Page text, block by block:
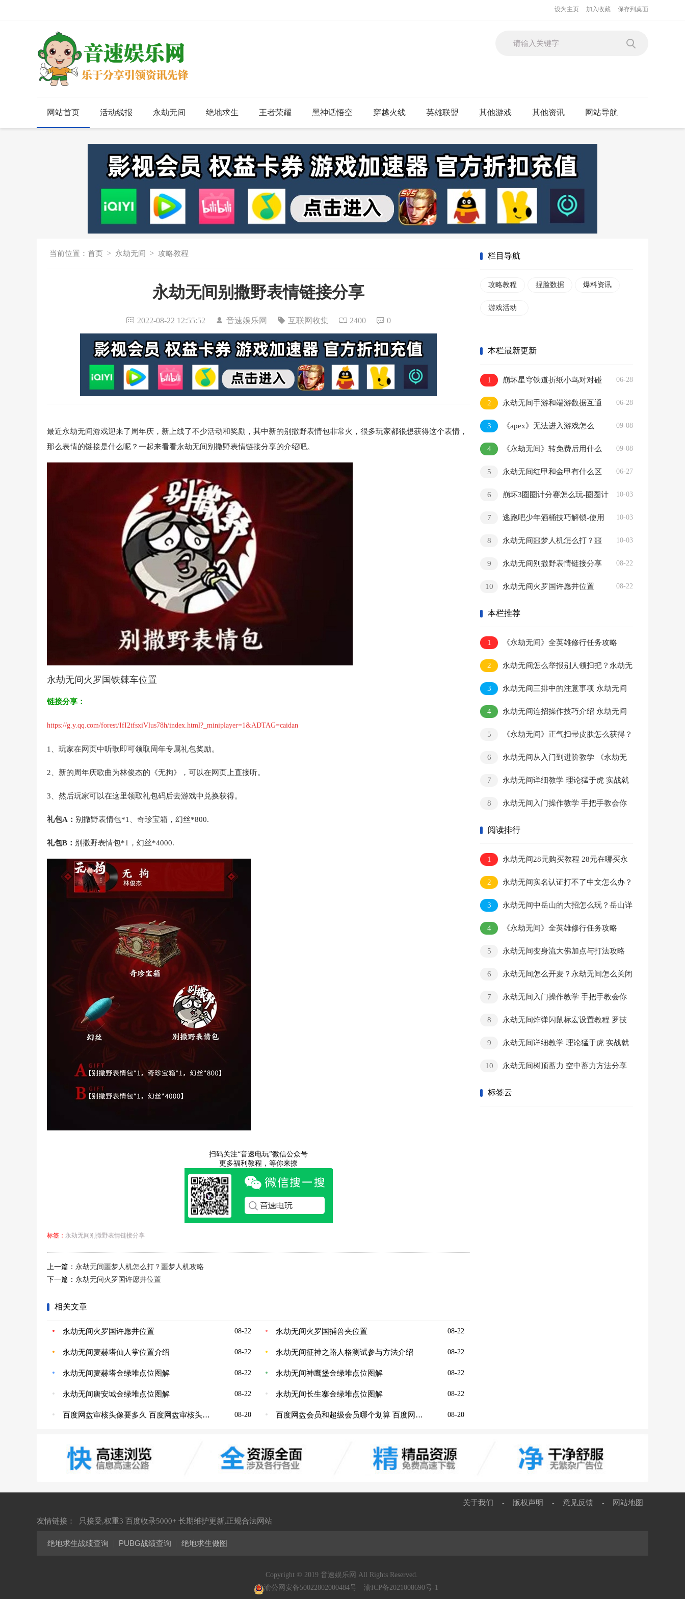
设为主页 加入收藏 保存到桌面
网站首页 活动线报 永劫无间 绝地求生 王者荣耀 黑神话悟空 穿越火线 英雄联盟 其他游戏 其他资讯 网站导航
当前位置： 首页 > 永劫无间 > 攻略教程
永劫无间别撒野表情链接分享
2022-08-22 12:55:52 音速娱乐网 互联网收集 2400 0
最近永劫无间游戏迎来了周年庆，新上线了不少活动和奖励，其中新的别撒野表情包非常火，很多玩家都很想获得这个表情，
那么表情的链接是什么呢？一起来看看永劫无间别撒野表情链接分享的介绍吧。
永劫无间火罗国铁棘车位置
链接分享：
https://g.y.qq.com/forest/IfI2tfsxiVlus78h/index.html?_miniplayer=1&ADTAG=caidan
1、玩家在网页中听歌即可领取周年专属礼包奖励。
2、新的周年庆歌曲为林俊杰的《无拘》，可以在网页上直接听。
3、然后玩家可以在这里领取礼包码后去游戏中兑换获得。
礼包A： 别撒野表情包*1、奇珍宝箱，幻丝*800.
礼包B： 别撒野表情包*1，幻丝*4000.
扫码关注“音速电玩”微信公众号
更多福利教程，等你来撩
标签： 永劫无间别撒野表情链接分享
上一篇： 永劫无间噩梦人机怎么打？噩梦人机攻略
下一篇： 永劫无间火罗国许愿井位置
相关文章
08-22
永劫无间火罗国许愿井位置 08-22
永劫无间火罗国捕兽夹位置
08-22
永劫无间麦赫塔仙人掌位置介绍 08-22
永劫无间征神之路人格测试参与方法介绍
08-22
永劫无间麦赫塔金绿堆点位图解 08-22
永劫无间神鹰堡金绿堆点位图解
08-22
永劫无间唐安城金绿堆点位图解 08-22
永劫无间长生寨金绿堆点位图解
08-20
百度网盘审核头像要多久 百度网盘审核头像怎么改 08-20
百度网盘会员和超级会员哪个划算 百度网盘超级会员制怎么买最划算
栏目导航
攻略教程 捏脸数据 爆料资讯
游戏活动
本栏最新更新
06-28
1
崩坏星穹铁道折纸小鸟对对碰
隐藏成就如何完成 崩坏星穹铁道折纸
小鸟对对碰隐藏成就攻略
06-28
2
永劫无间手游和端游数据互通
吗 永劫无间手游和端游互通问题解答
09-08
3
《apex》无法进入游戏怎么
办？游戏进不去解决办法
09-08
4
《永劫无间》转免费后用什么
06-27
5
永劫无间红甲和金甲有什么区
10-03
6
崩坏3圈圈计分赛怎么玩-圈圈计
10-03
7
逃跑吧少年酒桶技巧解锁-使用
10-03
8
永劫无间噩梦人机怎么打？噩
08-22
9 永劫无间别撒野表情链接分享
08-22
10 永劫无间火罗国许愿井位置
本栏推荐
1 《永劫无间》全英雄修行任务攻略
2
永劫无间怎么举报别人领扫把？永劫无
间举报多少人给正气扫帚？
3
永劫无间三排中的注意事项 永劫无间
排位细节教学
4
永劫无间连招操作技巧介绍 永劫无间
5
《永劫无间》正气扫帚皮肤怎么获得？
6
永劫无间从入门到进阶教学 《永劫无
7
永劫无间详细教学 理论猛于虎 实战就
8
永劫无间入门操作教学 手把手教会你
阅读排行
1
永劫无间28元购买教程 28元在哪买永
劫无间超低价
2
永劫无间实名认证打不了中文怎么办？
永劫无间无法输入中文？
3
永劫无间中岳山的大招怎么玩？岳山详
细操作教学
4
《永劫无间》全英雄修行任务攻略
5
永劫无间变身流大佛加点与打法攻略
6
永劫无间怎么开麦？永劫无间怎么关闭
7
永劫无间入门操作教学 手把手教会你
8
永劫无间炸弹闪鼠标宏设置教程 罗技
9
永劫无间详细教学 理论猛于虎 实战就
10
永劫无间树顶蓄力 空中蓄力方法分享
标签云
关于我们 - 版权声明 - 意见反馈 - 网站地图
友情链接： 只接受,权重3 百度收录5000+ 长期维护更新,正规合法网站
绝地求生战绩查询 PUBG战绩查询 绝地求生做图
Copyright © 2019 音速娱乐网 All Rights Reserved.
渝公网安备50022802000484号
渝ICP备2021008690号-1